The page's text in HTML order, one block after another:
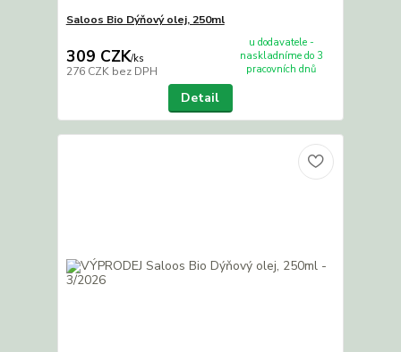
Saloos Bio Dýňový olej, 250ml
309 CZK/ks
276 CZK bez DPH
u dodavatele -
naskladníme do 3
pracovních dnů
Detail